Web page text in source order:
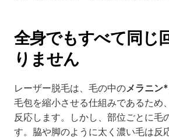
全身でもすべて同じ
りません
レーザー脱毛は、毛の中のメラニン*
毛包を縮小させる仕組みであるため
反応します。しかし、部位ごとに毛
す。脇や脚のように太く濃い毛は反